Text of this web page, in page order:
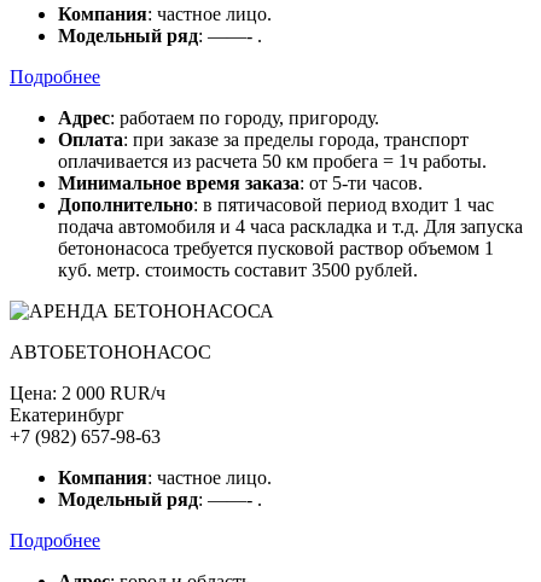
Компания: частное лицо.
Модельный ряд: ——- .
Подробнее
Адрес: работаем по городу, пригороду.
Оплата: при заказе за пределы города, транспорт
оплачивается из расчета 50 км пробега = 1ч работы.
Минимальное время заказа: от 5-ти часов.
Дополнительно: в пятичасовой период входит 1 час
подача автомобиля и 4 часа раскладка и т.д. Для запуска
бетононасоса требуется пусковой раствор объемом 1
куб. метр. стоимость составит 3500 рублей.
АВТОБЕТОНОНАСОС
Цена: 2 000 RUR/ч
Екатеринбург
+7 (982) 657-98-63
Компания: частное лицо.
Модельный ряд: ——- .
Подробнее